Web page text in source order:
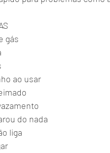
gás
ao usar
do nada
liga